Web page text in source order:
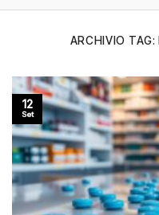
ARCHIVIO TAG:
12
Set